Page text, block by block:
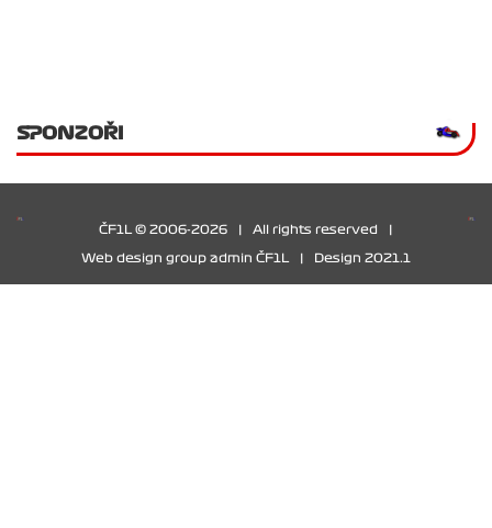
SPONZOŘI
ČF1L © 2006-2026 All rights reserved
Web design group admin ČF1L Design 2021.1